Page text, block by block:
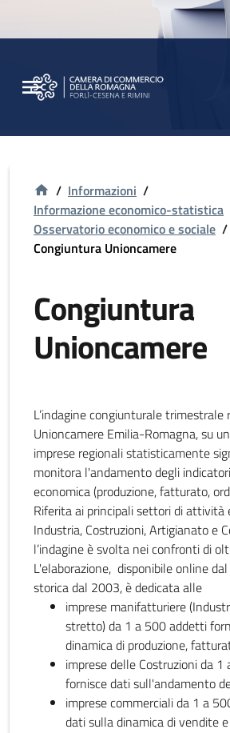
/ Informazioni /
Informazione economico-statistica
Osservatorio economico e sociale /
Congiuntura Unioncamere
Congiuntura
Unioncamere
L’indagine congiunturale trimestrale
Unioncamere Emilia-Romagna, su
imprese regionali statisticamente
monitora l'andamento degli
economica (produzione, fatturato,
Riferita ai principali settori di attività
Industria, Costruzioni, Artigianato e
l’indagine è svolta nei confronti di
L'elaborazione, disponibile online
storica dal 2003, è dedicata alle
imprese manifatturiere
stretto) da 1 a 500 addetti
dinamica di produzione,
imprese delle Costruzioni da
fornisce dati sull'andamento
imprese commerciali da 1 a
dati sulla dinamica di vendite